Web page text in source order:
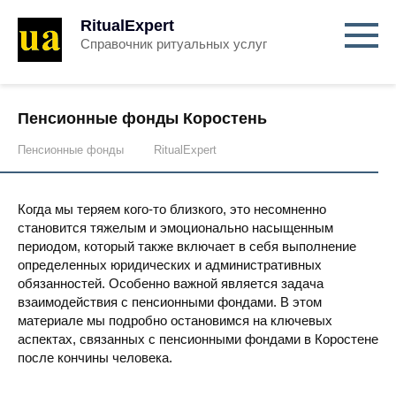
RitualExpert
Справочник ритуальных услуг
Пенсионные фонды Коростень
Пенсионные фонды RitualExpert
Когда мы теряем кого-то близкого, это несомненно
становится тяжелым и эмоционально насыщенным
периодом, который также включает в себя выполнение
определенных юридических и административных
обязанностей. Особенно важной является задача
взаимодействия с пенсионными фондами. В этом
материале мы подробно остановимся на ключевых
аспектах, связанных с пенсионными фондами в Коростене
после кончины человека.